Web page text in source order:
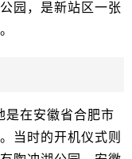
园，是新站区一张
是在安徽省合肥市
当时的开机仪式则